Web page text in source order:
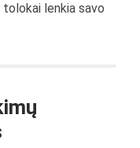
tolokai lenkia savo